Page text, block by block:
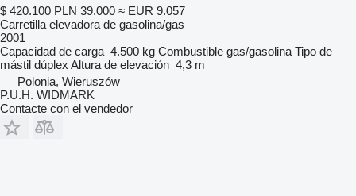
$ 420.100 PLN 39.000 ≈ EUR 9.057
Carretilla elevadora de gasolina/gas
2001
Capacidad de carga 4.500 kg Combustible gas/gasolina Tipo de
mástil dúplex Altura de elevación 4,3 m
Polonia, Wieruszów
P.U.H. WIDMARK
Contacte con el vendedor